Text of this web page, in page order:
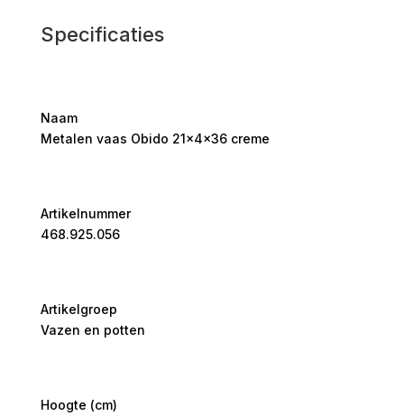
Specificaties
Naam
Metalen vaas Obido 21x4x36 creme
Artikelnummer
468.925.056
Artikelgroep
Vazen en potten
Hoogte (cm)